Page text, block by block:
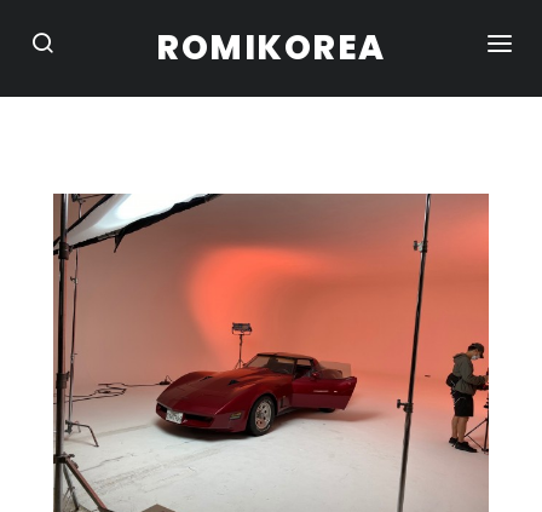
ROMIKOREA
HOME
CONVERTIBLE
SUV / CAMPER
TRUCK / VAN
SEDAN / COUPE
BIKE